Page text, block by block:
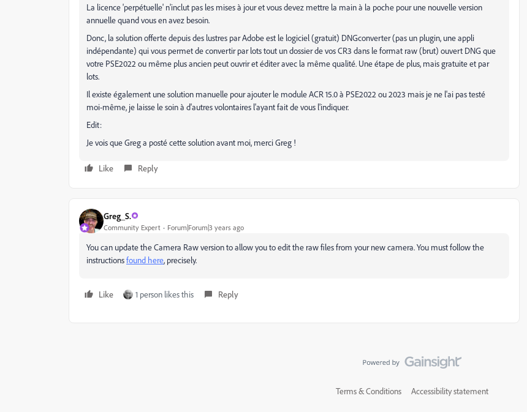
La licence 'perpétuelle' n'inclut pas les mises à jour et vous devez mettre la main à la poche pour une nouvelle version
annuelle quand vous en avez besoin.
Donc, la solution offerte depuis des lustres par Adobe est le logiciel (gratuit) DNGconverter (pas un plugin, une appli
indépendante) qui vous permet de convertir par lots tout un dossier de vos CR3 dans le format raw (brut) ouvert DNG que
votre PSE2022 ou même plus ancien peut ouvrir et éditer avec la même qualité. Une étape de plus, mais gratuite et par
lots.
Il existe également une solution manuelle pour ajouter le module ACR 15.0 à PSE2022 ou 2023 mais je ne l'ai pas testé
moi-même, je laisse le soin à d'autres volontaires l'ayant fait de vous l'indiquer.
Edit:
Je vois que Greg a posté cette solution avant moi, merci Greg !
Like Reply
Greg_S.
Community Expert Forum|Forum|3 years ago
You can update the Camera Raw version to allow you to edit the raw files from your new camera. You must follow the
instructionsfound here, precisely.
Like 1 person likes this Reply
Terms & Conditions Accessibility statement